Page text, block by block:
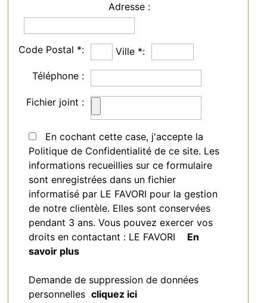
Adresse :
Code Postal *: Ville *:
Téléphone :
Fichier joint :
En cochant cette case, j'accepte la
Politique de Confidentialité de ce site. Les
informations recueillies sur ce formulaire
sont enregistrées dans un fichier
informatisé par LE FAVORI pour la gestion
de notre clientèle. Elles sont conservées
pendant 3 ans. Vous pouvez exercer vos
droits en contactant : LE FAVORI En
savoir plus
Demande de suppression de données
personnelles cliquez ici